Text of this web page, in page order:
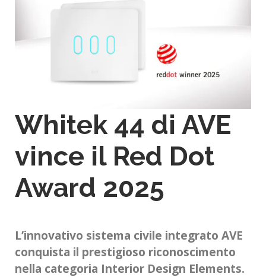
Whitek 44 di AVE
vince il Red Dot
Award 2025
L’innovativo sistema civile integrato AVE
conquista il prestigioso riconoscimento
nella categoria Interior Design Elements.